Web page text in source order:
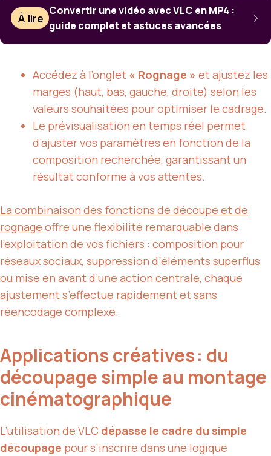
À lire
Convertir une vidéo avec VLC en MP4 :
guide complet et astuces avancées
Accédez à l’onglet « Rognage » et ajustez les
marges (haut, bas, gauche, droite) selon les
valeurs souhaitées pour optimiser le cadrage.
Le prévisualisation en temps réel permet
d’ajuster vos paramètres en fonction de la
composition recherchée, garantissant un
résultat conforme à vos attentes.
La combinaison des fonctions de découpe et de
rognage offre une flexibilité remarquable dans
l’exploitation de vos fichiers : composition pour
réseaux sociaux, suppression d’éléments superflus
ou mise en avant d’une action centrale, chaque
ajustement s’effectue rapidement et sans
réencodage complexe.
Applications créatives : du
découpage simple au montage
cinématographique
L’utilisation de VLC dépasse le cadre du simple
découpage pour s’inscrire dans une logique